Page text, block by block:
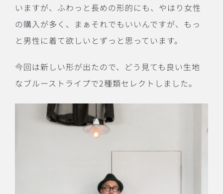
いますが、ふわっと長めの形的にも、やはり女性
の購入が多く、まぁそれでもいいんですが、もっ
と男性に着て欲しいとずっと思っています。
今回は新しい形が出たので、どう見ても良い生地
なブルーストライプで2種類セレクトしました。